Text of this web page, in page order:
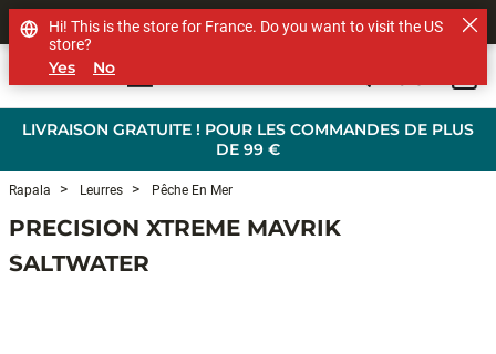
LIVRAISON GRATUITE ! POUR LES COMMANDES DE PLUS
DE 99 €
SHOP OTHER BRANDS
Rapala Leurres Pêche En Mer
PRECISION XTREME MAVRIK
SALTWATER
Hi! This is the store for France. Do you want to visit the US
store?
Yes No